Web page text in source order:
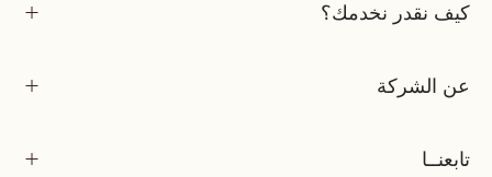
كيف نقدر نخدمك؟
عن الشركة
تابعنــا